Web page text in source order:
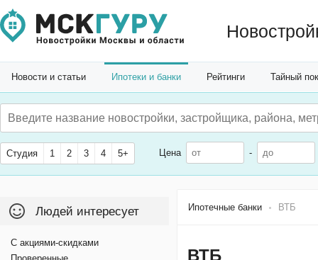
Новости и статьи Ипотеки и банки Рейтинги Тайный
Студия 1 2 3 4 5+ Цена -
Ипотечные банки ВТБ
ВТБ
Людей интересует
С акциями-скидками